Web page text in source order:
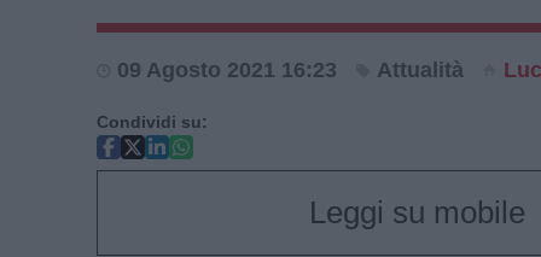
09 Agosto 2021 16:23 Attualità
Condividi su:
Leggi su mobile